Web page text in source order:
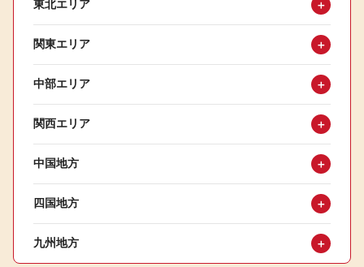
東北エリア ＋
関東エリア ＋
中部エリア ＋
関西エリア ＋
中国地方 ＋
四国地方 ＋
九州地方 ＋